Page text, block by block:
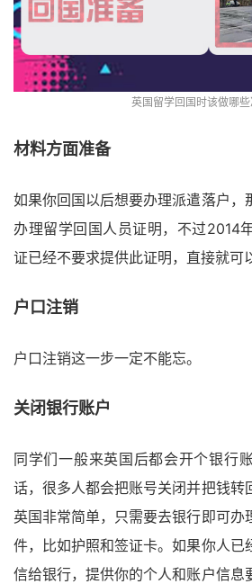
英国留学回国时该做哪
材料方面准备
如果你回国以后想要办理派遣落户，
办理留学回国人员证明，不过2014
证已经不要求提供此证明，直接就可
户口注销
户口注销这一步一定不能忘。
关闭银行账户
同学们一般来英国后都会开个银行
话，很多人都会把账号关闭并把钱转
英国非常简单，只需要去银行即可办
件，比如护照和签证卡。如果你人已
信给银行，提供你的个人和账户信息